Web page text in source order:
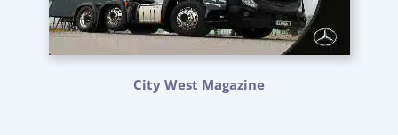
City West Magazine